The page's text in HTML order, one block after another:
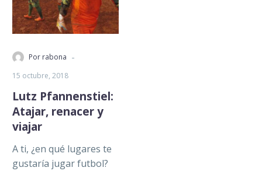
Por rabona -
15 octubre, 2018
Lutz Pfannenstiel:
Atajar, renacer y
viajar
A ti, ¿en qué lugares te
gustaría jugar futbol?